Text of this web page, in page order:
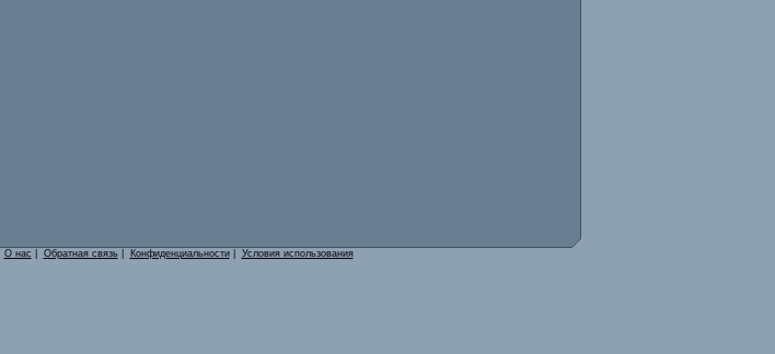
О нас Обратная связь| Конфиденциальности| Условия использования